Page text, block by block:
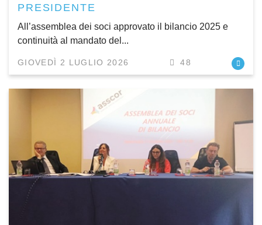
PRESIDENTE
All’assemblea dei soci approvato il bilancio 2025 e
continuità al mandato del...
GIOVEDÌ 2 LUGLIO 2026 48